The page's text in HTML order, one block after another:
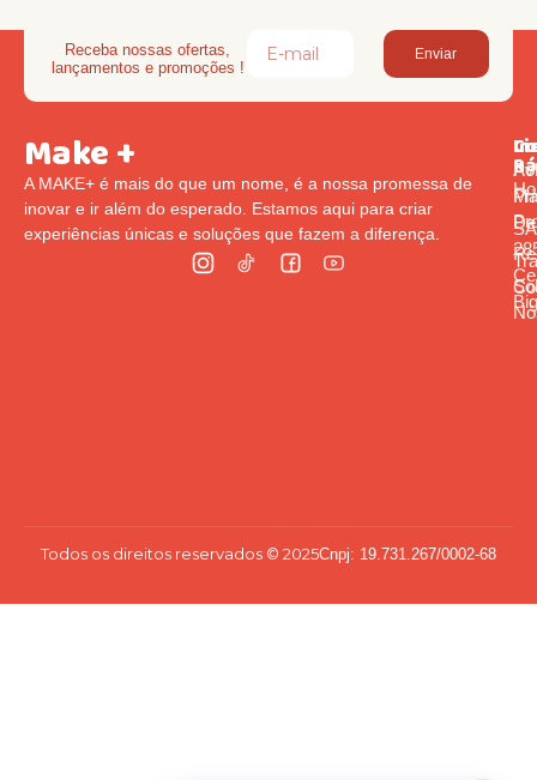
Receba nossas ofertas,
lançamentos e promoções !
Enviar
Make +
A MAKE+ é mais do que um nome, é a nossa promessa de
inovar e ir além do esperado. Estamos aqui para criar
experiências únicas e soluções que fazem a diferença.
Av
Todos os direitos reservados © 2025Cnpj: 19.731.267/0002-68